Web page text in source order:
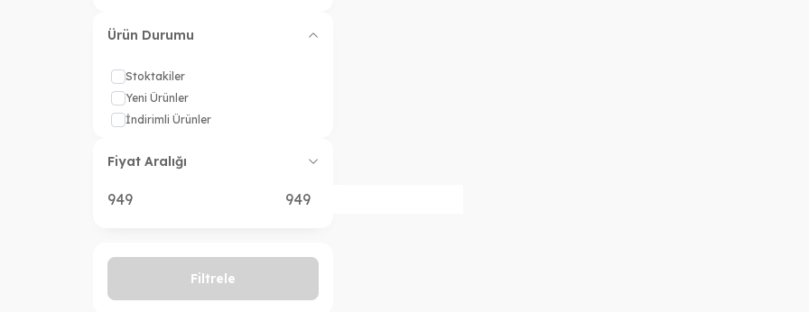
No Wash Day(1)
Ürün Durumu
Stoktakiler
Yeni Ürünler
İndirimli Ürünler
Fiyat Aralığı
Filtrele